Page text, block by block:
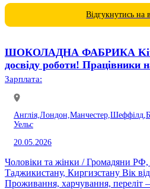
Відгукнутись на
ШОКОЛАДНА ФАБРИКА Kit-
досвіду роботи! Працівники
Зарплата:
Англія, Лондон, Манчестер, Шеффілд,
Уельс
20.05.2026
Чоловіки та жінки / Громадяни РФ,
Таджикистану, Киргизстану Вік від 20 до 60 років 💯
Проживання, харчування, переліт